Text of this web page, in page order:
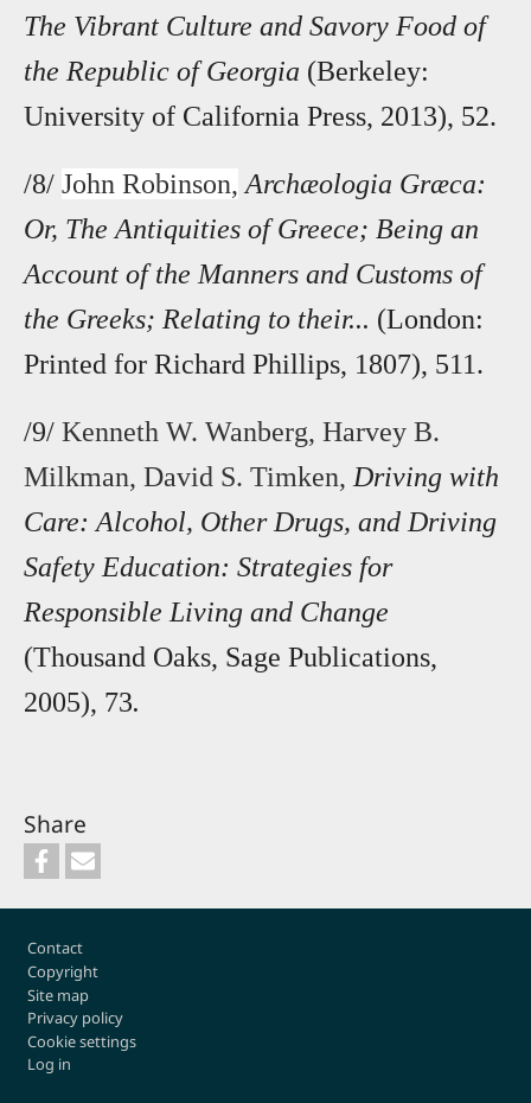
The Vibrant Culture and Savory Food of
the Republic of Georgia (Berkeley:
University of California Press, 2013), 52.
/8/ John Robinson, Archæologia Græca:
Or, The Antiquities of Greece; Being an
Account of the Manners and Customs of
the Greeks; Relating to their... (London:
Printed for Richard Phillips, 1807), 511.
/9/ Kenneth W. Wanberg, Harvey B.
Milkman, David S. Timken, Driving with
Care: Alcohol, Other Drugs, and Driving
Safety Education: Strategies for
Responsible Living and Change
(Thousand Oaks, Sage Publications,
2005), 73.
Share
Footer
Contact
Copyright
Site map
Privacy policy
Cookie settings
Log in